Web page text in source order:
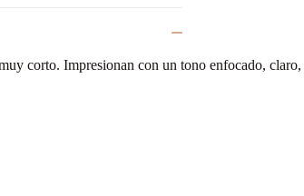
corto. Impresionan con un tono enfocado, claro,